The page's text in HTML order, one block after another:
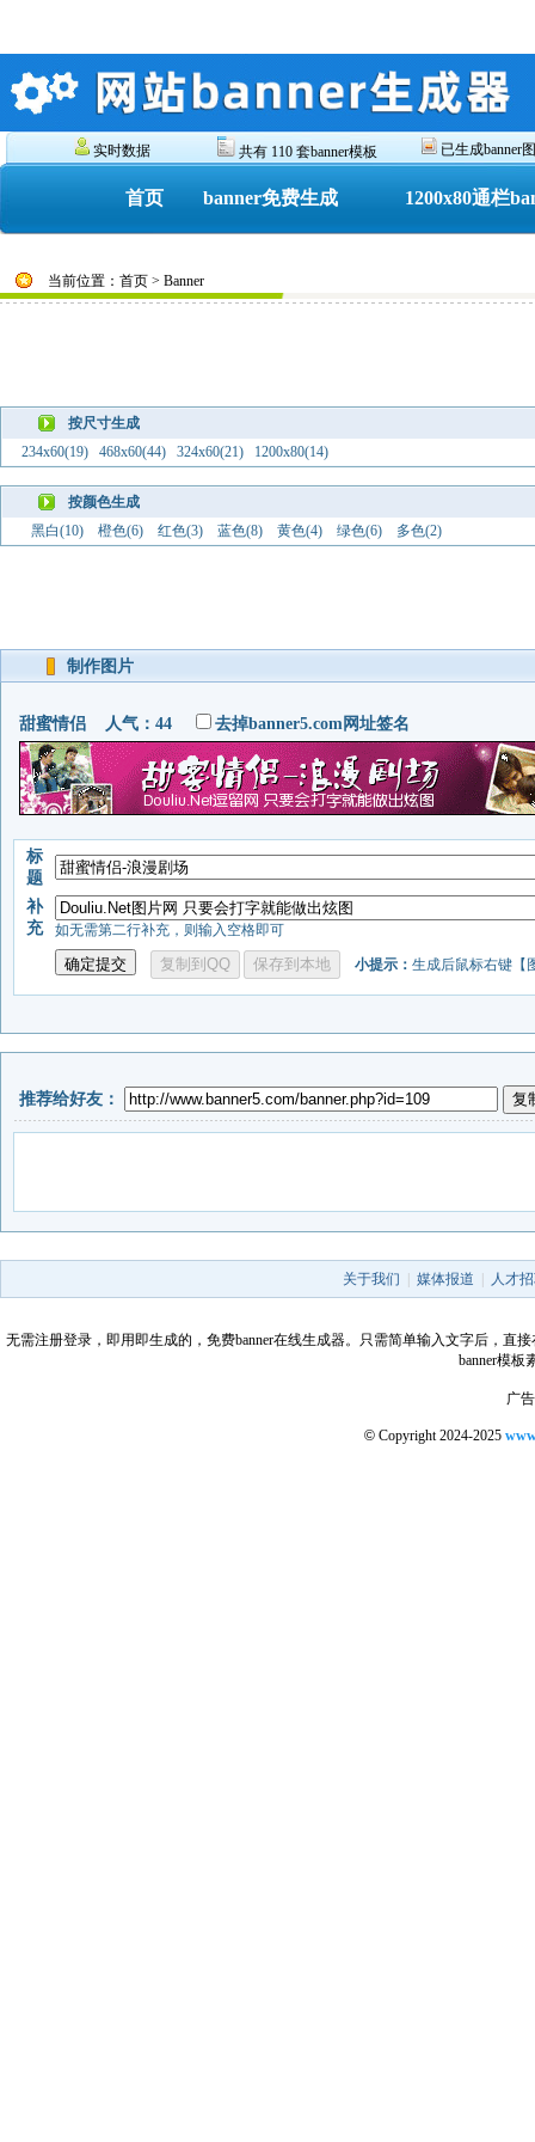
实时数据 共有 110 套banner模板 已生成banner
首页 banner免费生成 1200x80通栏
当前位置：首页 > Banner
按尺寸生成
234x60(19)
468x60(44) 324x60(21) 1200x80(14)
按颜色生成
黑白(10)
橙色(6) 红色(3) 蓝色(8) 黄色(4) 绿色(6) 多色(2)
制作图片
甜蜜情侣 人气：44 去掉banner5.com网址签名
标
题
补
充
如无需第二行补充，则输入空格即可
小提示： 生成后鼠标右键【
推荐给好友：
关于我们 媒体报道 人才
无需注册登录，即用即生成的，免费banner在线生成器。只需简单输入文字后，直
banner模板
广
© Copyright 2024-2025